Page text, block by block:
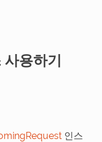
용하기
인스